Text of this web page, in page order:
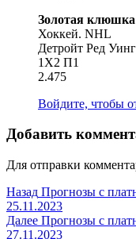
Золотая клюшка
Хоккей. NHL
Детройт Ред
1X2 П1
2.475
Войдите, чтобы
Добавить
Для отправки
Навигация
по
Назад Предыдущая
запись:
Прогнозы с
25.11.2023
Далее Следующая
запись:
Прогнозы с
27.11.2023